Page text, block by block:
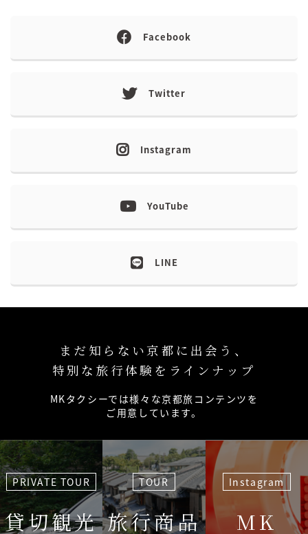
Facebook
Twitter
Instagram
YouTube
LINE
まだ知らない京都に出会う、
特別な旅行体験をラインナップ
MKタクシーでは様々な京都旅コンテンツを
ご用意しています。
PRIVATE TOUR
貸切観光
TOUR
旅行商品
Instagram
MK